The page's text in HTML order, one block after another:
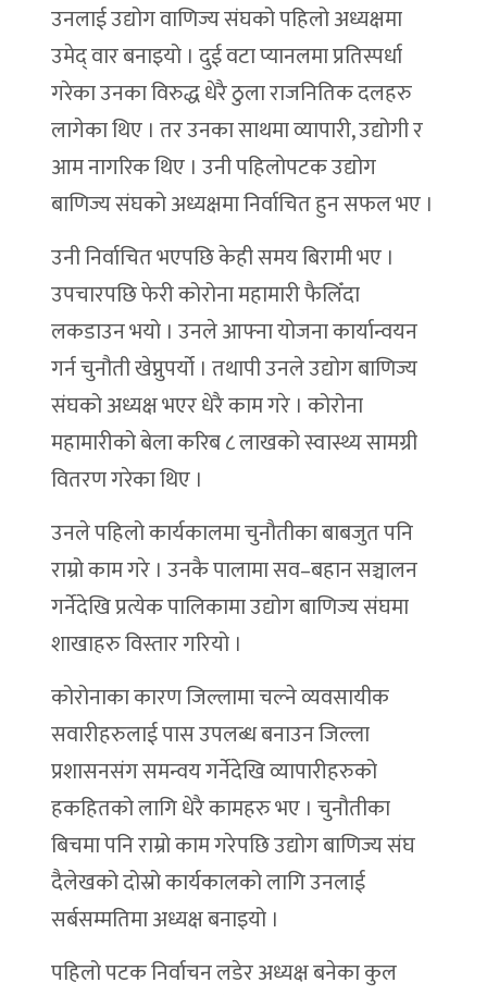
उनलाई उद्योग वाणिज्य संघको पहिलो अध्यक्षमा
उमेद् वार बनाइयो । दुई वटा प्यानलमा प्रतिस्पर्धा
गरेका उनका विरुद्ध धेरै ठुला राजनितिक दलहरु
लागेका थिए । तर उनका साथमा व्यापारी, उद्योगी र
आम नागरिक थिए । उनी पहिलोपटक उद्योग
बाणिज्य संघको अध्यक्षमा निर्वाचित हुन सफल भए ।
उनी निर्वाचित भएपछि केही समय बिरामी भए ।
उपचारपछि फेरी कोरोना महामारी फैलिँदा
लकडाउन भयो । उनले आफ्ना योजना कार्यान्वयन
गर्न चुनौती खेप्नुपर्यो । तथापी उनले उद्योग बाणिज्य
संघको अध्यक्ष भएर धेरै काम गरे । कोरोना
महामारीको बेला करिब ८ लाखको स्वास्थ्य सामग्री
वितरण गरेका थिए ।
उनले पहिलो कार्यकालमा चुनौतीका बाबजुत पनि
राम्रो काम गरे । उनकै पालामा सव–बहान सञ्चालन
गर्नेदेखि प्रत्येक पालिकामा उद्योग बाणिज्य संघमा
शाखाहरु विस्तार गरियो ।
कोरोनाका कारण जिल्लामा चल्ने व्यवसायीक
सवारीहरुलाई पास उपलब्ध बनाउन जिल्ला
प्रशासनसंग समन्वय गर्नेदेखि व्यापारीहरुको
हकहितको लागि धेरै कामहरु भए । चुनौतीका
बिचमा पनि राम्रो काम गरेपछि उद्योग बाणिज्य संघ
दैलेखको दोस्रो कार्यकालको लागि उनलाई
सर्बसम्मतिमा अध्यक्ष बनाइयो ।
पहिलो पटक निर्वाचन लडेर अध्यक्ष बनेका कुल